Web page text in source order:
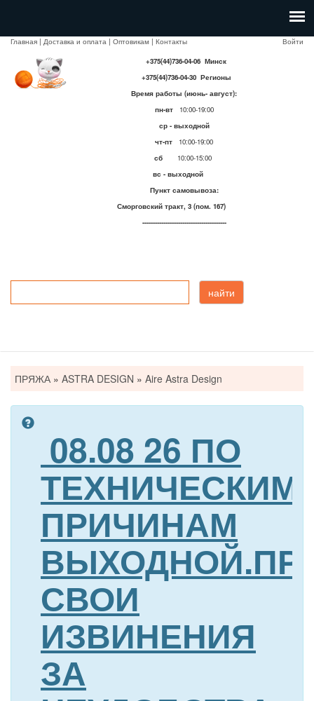
Главная | Доставка и оплата | Оптовикам | Контакты
Войти
+375(44)736-04-06 Минск
+375(44)736-04-30 Регионы
Время работы (июнь- август):
пн-вт
10:00-19:00
ср - выходной
чт-пт 10:00-19:00
сб
10:00-15:00
вс - выходной
Пункт самовывоза:
Сморговский тракт, 3 (пом. 167)
----------------------------------------
найти
здесь
ПРЯЖА » ASTRA DESIGN » Aire Astra Design
08.08 26 ПО
ТЕХНИЧЕСКИМ
ПРИЧИНАМ
СВОИ
ИЗВИНЕНИЯ
ЗА